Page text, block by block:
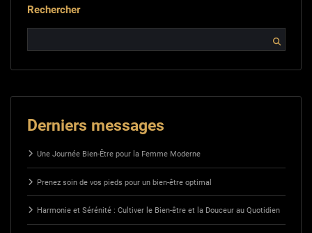
Rechercher
Derniers messages
Une Journée Bien-Être pour la Femme Moderne
Prenez soin de vos pieds pour un bien-être optimal
Harmonie et Sérénité : Cultiver le Bien-être et la Douceur au Quotidien